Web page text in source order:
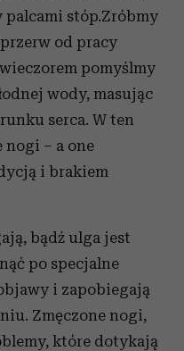
palcami stóp.Zróbmy
od pracy
pomyślmy
wody, masując
serca. W ten
nogi – a one
i brakiem
bądź ulga jest
po specjalne
i zapobiegają
Zmęczone nogi,
które dotykają